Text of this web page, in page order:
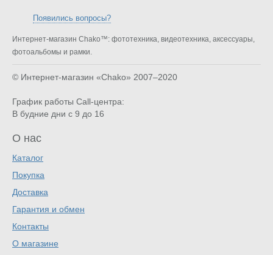
Появились вопросы?
Интернет-магазин Chako™: фототехника, видеотехника, аксессуары,
фотоальбомы и рамки.
© Интернет-магазин «Chako» 2007–2020
График работы Call-центра:
В будние дни с 9 до 16
О нас
Каталог
Покупка
Доставка
Гарантия и обмен
Контакты
О магазине